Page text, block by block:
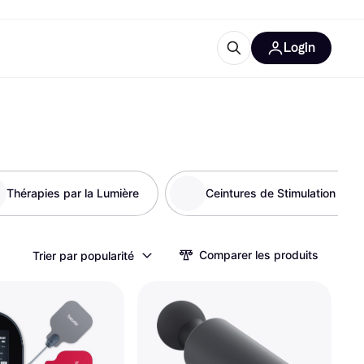
Login
Thérapies par la Lumière Ceintures de Stimulation
Trier par popularité Comparer les produits